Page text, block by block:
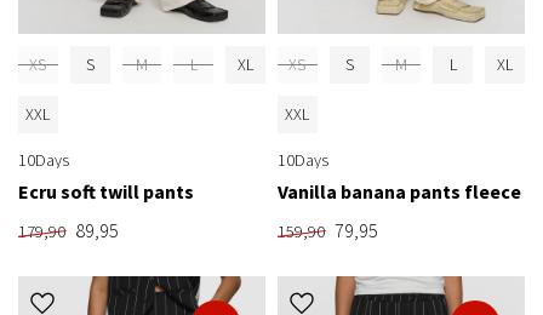
XS S M L XL
XXL
10Days
Ecru soft twill pants
179,90 89,95
XS S M L XL
XXL
10Days
Vanilla banana pants fleece
159,90 79,95